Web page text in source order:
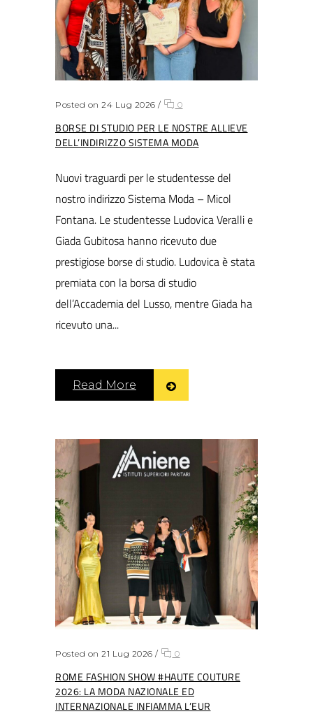
Posted on 24 Lug 2026 / 0
BORSE DI STUDIO PER LE NOSTRE ALLIEVE
DELL’INDIRIZZO SISTEMA MODA
Nuovi traguardi per le studentesse del
nostro indirizzo Sistema Moda – Micol
Fontana. Le studentesse Ludovica Veralli e
Giada Gubitosa hanno ricevuto due
prestigiose borse di studio. Ludovica è stata
premiata con la borsa di studio
dell’Accademia del Lusso, mentre Giada ha
ricevuto una...
Read More
Posted on 21 Lug 2026 / 0
ROME FASHION SHOW #HAUTE COUTURE
2026: LA MODA NAZIONALE ED
INTERNAZIONALE INFIAMMA L’EUR